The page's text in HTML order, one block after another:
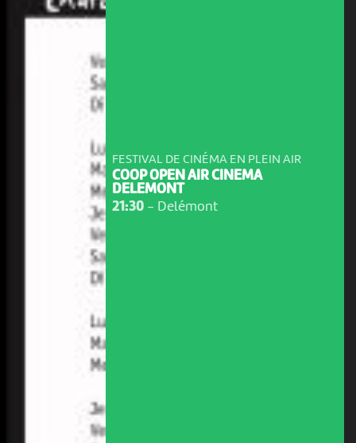
FESTIVAL DE CINÉMA EN PLEIN AIR
COOP OPEN AIR CINEMA
DELEMONT
21:30- Delémont